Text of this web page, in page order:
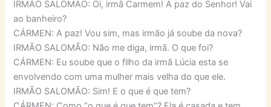
IRMÃO SALOMÃO: Oi, irmã Carmem! A paz do Senhor! Vai
ao banheiro?
CÁRMEN: A paz! Vou sim, mas irmão já soube da nova?
IRMÃO SALOMÃO: Não me diga, irmã. O que foi?
CÁRMEN: Eu soube que o filho da irmã Lúcia esta se
envolvendo com uma mulher mais velha do que ele.
IRMÃO SALOMÃO: Sim! E o que é que tem?